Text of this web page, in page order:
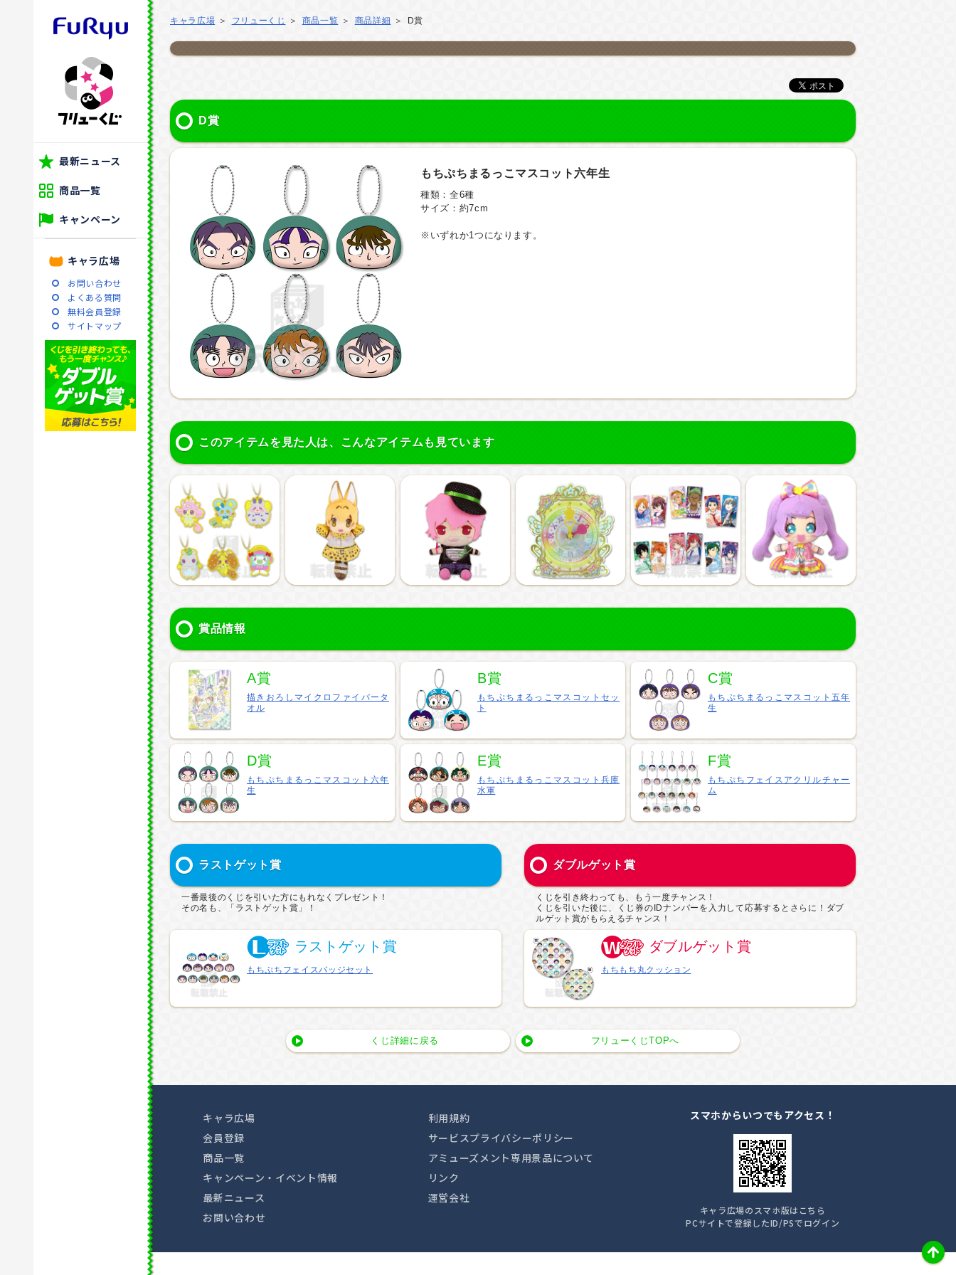
最新ニュース
商品一覧
キャンペーン
キャラ広場
お問い合わせ
よくある質問
無料会員登録
サイトマップ
キャラ広場 フリューくじ 商品一覧 商品詳細 D賞
D賞
もちぷちまるっこマスコット六年生
種類：全6種
サイズ：約7cm
※いずれか1つになります。
このアイテムを見た人は、こんなアイテムも見ています
賞品情報
A賞
描きおろしマイクロファイバータ
オル
B賞
もちぷちまるっこマスコットセッ
ト
C賞
もちぷちまるっこマスコット五年
生
D賞
もちぷちまるっこマスコット六年
生
E賞
もちぷちまるっこマスコット兵庫
水軍
F賞
もちぷちフェイスアクリルチャー
ム
ラストゲット賞
一番最後のくじを引いた方にもれなくプレゼント！
その名も、「ラストゲット賞」！
ラストゲット賞
もちぷちフェイスバッジセット
ダブルゲット賞
くじを引き終わっても、もう一度チャンス！
くじを引いた後に、くじ券のIDナンバーを入力して応募するとさらに！ダブ
ルゲット賞がもらえるチャンス！
ダブルゲット賞
もちもち丸クッション
くじ詳細に戻る フリューくじTOPへ
キャラ広場
会員登録
商品一覧
キャンペーン・イベント情報
最新ニュース
お問い合わせ
利用規約
サービスプライバシーポリシー
アミューズメント専用景品について
リンク
運営会社
スマホからいつでもアクセス！
キャラ広場のスマホ版はこちら
PCサイトで登録したID/PSでログイン